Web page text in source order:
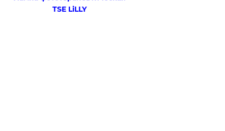
TSE LiLLY